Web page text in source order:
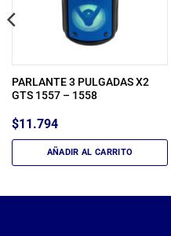
PARLANTE 3 PULGADAS X2
GTS 1557 – 1558
$11.794
AÑADIR AL CARRITO